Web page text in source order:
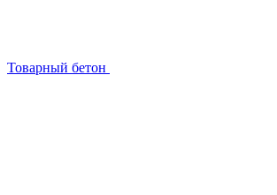
Товарный бетон